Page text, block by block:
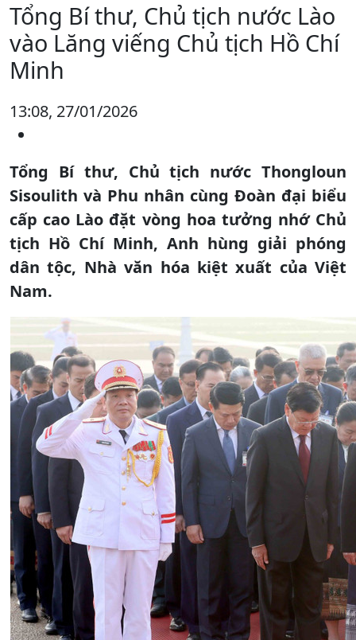
Tổng Bí thư, Chủ tịch nước Lào
vào Lăng viếng Chủ tịch Hồ Chí
Minh
13:08, 27/01/2026
Tổng Bí thư, Chủ tịch nước Thongloun
Sisoulith và Phu nhân cùng Đoàn đại biểu
cấp cao Lào đặt vòng hoa tưởng nhớ Chủ
tịch Hồ Chí Minh, Anh hùng giải phóng
dân tộc, Nhà văn hóa kiệt xuất của Việt
Nam.